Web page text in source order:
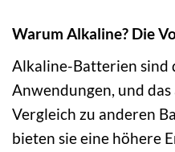
Warum Alkaline? Die
Alkaline-Batterien sind
Anwendungen, und
Vergleich zu anderen
bieten sie eine höhere